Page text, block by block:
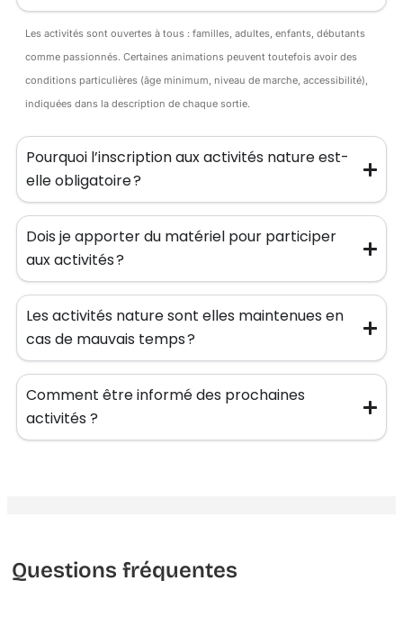
Les activités sont ouvertes à tous : familles, adultes, enfants, débutants
comme passionnés. Certaines animations peuvent toutefois avoir des
conditions particulières (âge minimum, niveau de marche, accessibilité),
indiquées dans la description de chaque sortie.
Pourquoi l’inscription aux activités nature est-
elle obligatoire ?
Dois je apporter du matériel pour participer
aux activités ?
Les activités nature sont elles maintenues en
cas de mauvais temps ?
Comment être informé des prochaines
activités ?
Questions fréquentes